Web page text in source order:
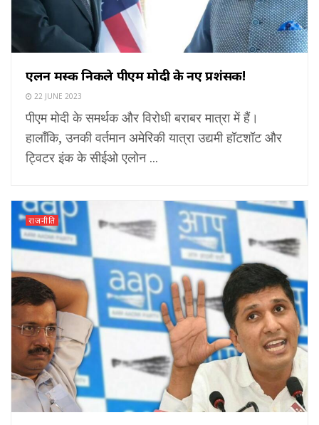
एलन मस्क निकले पीएम मोदी के नए प्रशंसक!
22 JUNE 2023
पीएम मोदी के समर्थक और विरोधी बराबर मात्रा में हैं।
हालाँकि, उनकी वर्तमान अमेरिकी यात्रा उद्यमी हॉटशॉट और
ट्विटर इंक के सीईओ एलोन ...
राजनीति